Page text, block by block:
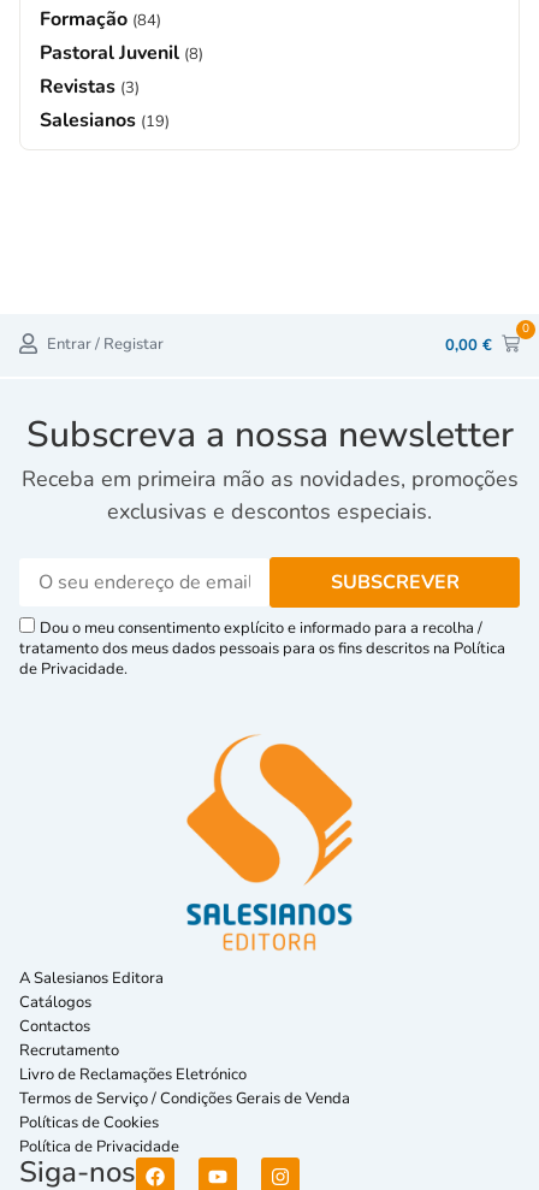
Formação (84)
Pastoral Juvenil (8)
Revistas (3)
Salesianos (19)
Entrar / Registar 0,00 €
0
Subscreva a nossa newsletter
Receba em primeira mão as novidades, promoções
exclusivas e descontos especiais.
Dou o meu consentimento explícito e informado para a recolha /
tratamento dos meus dados pessoais para os fins descritos na Política
de Privacidade.
A Salesianos Editora
Catálogos
Contactos
Recrutamento
Livro de Reclamações Eletrónico
Termos de Serviço / Condições Gerais de Venda
Políticas de Cookies
Política de Privacidade
Siga-nos